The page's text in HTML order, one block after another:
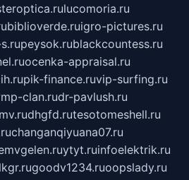
lucomoria.ru
biblioverde.ruigro-pictures.ru
peysok.rublackcountess.ru
ocenka-appraisal.ru
pik-finance.ruvip-surfing.ru
clan.rudr-pavlush.ru
dhgfd.rutesotomeshell.ru
changanqiyuana07.ru
ytyt.ruinfoelektrik.ru
goodv1234.ruoopslady.ru